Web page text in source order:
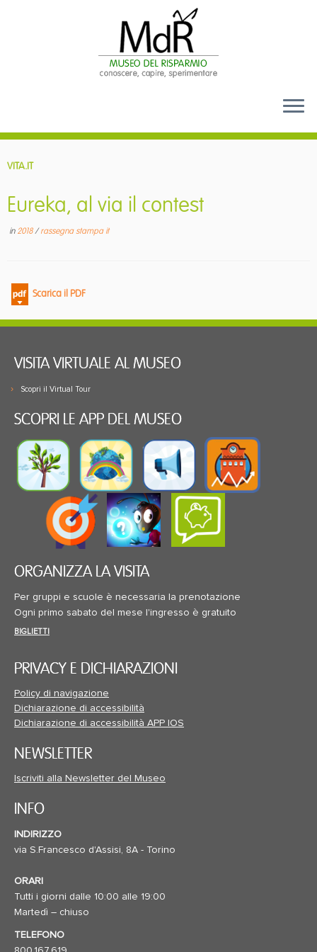
VITA.IT
Eureka, al via il contest
in 2018/rassegna stampa it
Scarica il PDF
VISITA VIRTUALE AL MUSEO
Scopri il Virtual Tour
SCOPRI LE APP DEL MUSEO
ORGANIZZA LA VISITA
Per gruppi e scuole è necessaria la prenotazione
Ogni primo sabato del mese l'ingresso è gratuito
BIGLIETTI
PRIVACY E DICHIARAZIONI
Policy di navigazione
Dichiarazione di accessibilità
Dichiarazione di accessibilità APP IOS
NEWSLETTER
Iscriviti alla Newsletter del Museo
INFO
INDIRIZZO
via S.Francesco d'Assisi, 8A - Torino
ORARI
Tutti i giorni dalle 10:00 alle 19:00
Martedì – chiuso
TELEFONO